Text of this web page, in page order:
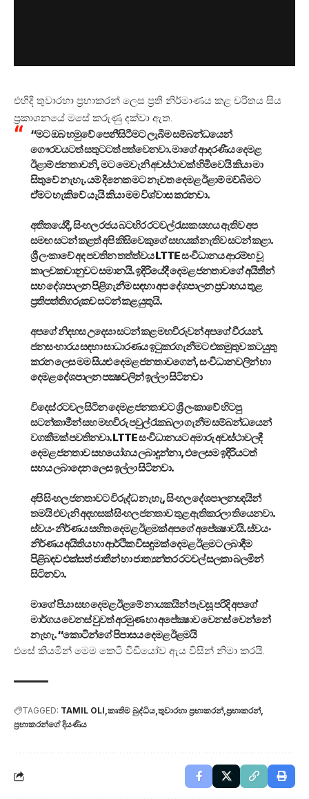
එහිදි තුවාරහා ප්‍රභාකරන් ලෙස ප්‍රති නිර්මාණය කළ චරිතය සිය
ප්‍රකාශනයේ මසේ කරුණු දක්වා ඇත.
“මට ඔබ හමුවේ පෙනීසිටීමට ලැබීම සම්බන්ධයෙන්
‌ගෞරවයටත් සතුටටත් පත්වෙනවා. මාගේ ආදරණීය දෙමළ
ඊළාම් ජනතාවනි, මට මෙවැනි අවස්ථාවක් හිමිවෙයි කියා මා
සිතුවේ නැහැ. යම් දිනෙක මට නැවත දෙමළ ඊළාම් මව්බිමට
ඒ්මට හැකිවේ යැයි කියා මම විශ්වාස කරනවා.
අතීතයේදී, සිංහල රජය බටහිර රටවල් රැසක සහය ඇතිව අප
සමඟ සටන් කළත් අපි කිසිවෙකුගේ සහයක් නැතිව සටන් කළා.
ශ්‍රී ලංකාවේ අද පවතින තත්ත්වය LTTE සංවිධානය ආරම්භ වූ
කාලවකවානුවට සමානයි. ඉදිරියේදී දෙමළ ජනතාවගේ අයිතීන්
සහ දේශපාලන පිළිගැනීම සඳහා අප දේශපාලන ප්‍රවාහය තුළ
ප්‍රතිපත්තිගරුකව සටන් කළ යුතුයි.
අපගේ නිදහස උදෙසා සටන් කළ මහවිරුවන් අපගේ වීරයන්.
ජනසංහාරය සඳහා සාධාරණය ඉටුකරගැනීමට එකමුතුව කටයුතු
කරන ලෙස මම සියළු දෙමළ ජනතාවගෙන්, සංවිධානවලින් හා
දෙමළ දේශපාලන පක්‍ෂවලින් ඉල්ලා සිටිනවා
විදෙස් රටවල සිටින දෙමළ ජනතාවට ශ්‍රී ලංකාවේ හිටපු
සටන්කාමීන් සහ මහවිරු පවුල් රැකබලා ගැනීම සම්බන්ධයෙන්
වගකීමක් පවතිනවා. LTTE සංවිධානයට අමාරු අවස්ථාවලදී
දෙමළ ජනතාව සහයෝගය ලබාදුන්නා, එලෙසම ඉදිරියටත්
සහය ලබාදෙන ලෙස ඉල්ලා සිටිනවා.
අපි සිංහල ජනතාවට විරුද්ධ නැහැ, සිංහල දේශපාලනඥයින්
තමයි එවැනි අදහසක් සිංහල ජනතාව තුළ ඇතිකරලා තියෙනවා.
ස්වයං නිර්ණය සහිත දෙමළ ඊළමක් අපගේ අපේක්‍ෂාවයි. ස්වයං
නිර්ණය අයිතිය හා ආර්ථික විසඳුමක් දෙමළ ඊළමට ලබාදීම
පිළිබඳව එක්සත් ජාතීන් හා ජාත්‍යන්තර රටවල් සලකා බලමින්
සිටිනවා.
මාගේ පියා සහ දෙමළ ඊළමේ නායකයින් පැවසූ පරිදි අපගේ
මාර්ගය වෙනස් වුවත් අරමුණ හා අපේක්‍ෂාව වෙනස් වෙන්නේ
නැහැ. “කොටින්ගේ පිපාසය දෙමළ ඊළමයි
එසේ කියමින් මෙම කෙටි වීඩියෝව ඇය විසින් නිමා කරයි.
TAGGED: TAMIL OLI කෘතිම බුද්ධිය තුවාරහා ප්‍රභාකරන් ප්‍රභාකරන්
ප්‍රභාකරන්ගේ දියණිය